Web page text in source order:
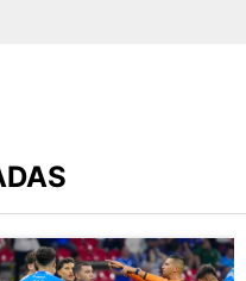
"Revelan un detalle clave
artículo de tendencia con el